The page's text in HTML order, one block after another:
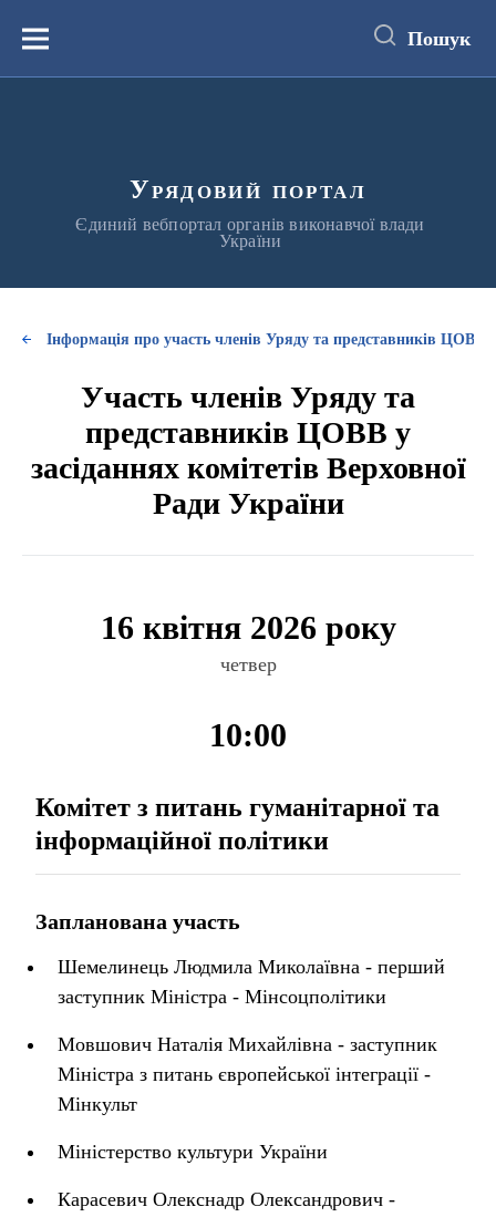
вмістуМеню Пошук
Урядовий портал
Єдиний вебпортал органів виконавчої влади
України
Інформація про участь членів Уряду та представників ЦОВВ
Участь членів Уряду та
представників ЦОВВ у
засіданнях комітетів Верховної
Ради України
16 квітня 2026 року
четвер
10:00
Комітет з питань гуманітарної та
інформаційної політики
Запланована участь
Шемелинець Людмила Миколаївна - перший
заступник Міністра - Мінсоцполітики
Мовшович Наталія Михайлівна - заступник
Міністра з питань європейської інтеграції -
Мінкульт
Міністерство культури України
Карасевич Олекснадр Олександрович -